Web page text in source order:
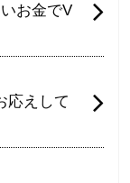
お金でV
応えして